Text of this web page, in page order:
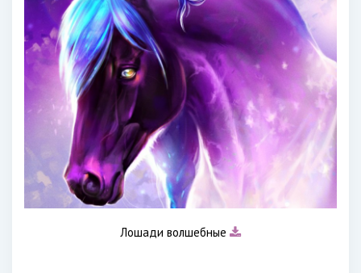
Лошади волшебные